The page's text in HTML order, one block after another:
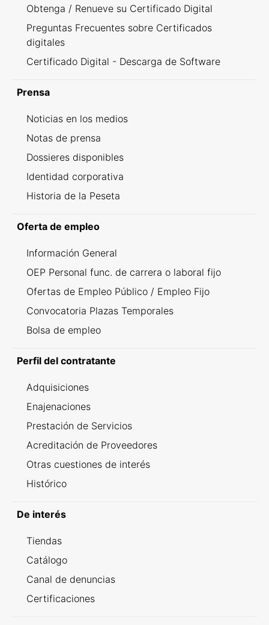
Obtenga / Renueve su Certificado Digital
Preguntas Frecuentes sobre Certificados
digitales
Certificado Digital - Descarga de Software
Prensa
Noticias en los medios
Notas de prensa
Dossieres disponibles
Identidad corporativa
Historia de la Peseta
Oferta de empleo
Información General
OEP Personal func. de carrera o laboral fijo
Ofertas de Empleo Público / Empleo Fijo
Convocatoria Plazas Temporales
Bolsa de empleo
Perfil del contratante
Adquisiciones
Enajenaciones
Prestación de Servicios
Acreditación de Proveedores
Otras cuestiones de interés
Histórico
De interés
Tiendas
Catálogo
Canal de denuncias
Certificaciones